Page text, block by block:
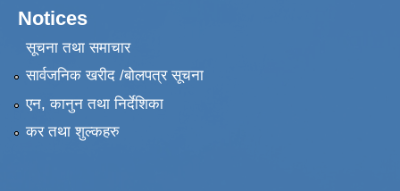
Notices
सूचना तथा समाचार
सार्वजनिक खरीद /बोलपत्र सूचना
एन, कानुन तथा निर्देशिका
कर तथा शुल्कहरु